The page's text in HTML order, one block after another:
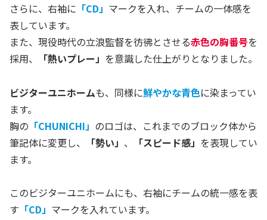
さらに、右袖に 「CD」 マークを入れ、チームの一体感を
表しています。
また、現役時代の立浪監督を彷彿とさせる赤色の胸番号を
採用、
「熱いプレー」 を意識した仕上がりとなりました。
ビジターユニホームも、同様に鮮やかな青色に染まってい
ます。
胸の 「CHUNICHI」 のロゴは、これまでのブロック体から
筆記体に変更し、
「勢い」 、 「スピード感」 を表現してい
ます。
このビジターユニホームにも、右袖にチームの統一感を表
す 「CD」 マークを入れています。